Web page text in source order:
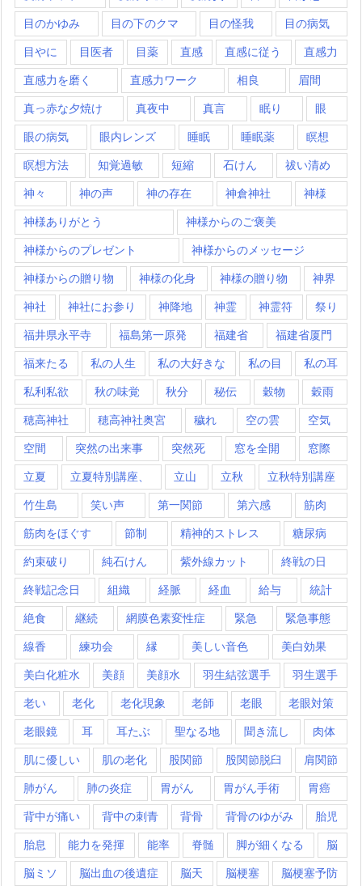
目のかゆみ 目の下のクマ 目の怪我 目の病気
目やに 目医者 目薬 直感 直感に従う 直感力
直感力を磨く 直感力ワーク 相良 眉間
真っ赤な夕焼け 真夜中 真言 眠り 眼
眼の病気 眼内レンズ 睡眠 睡眠薬 瞑想
瞑想方法 知覚過敏 短縮 石けん 祓い清め
神々 神の声 神の存在 神倉神社 神様
神様ありがとう 神様からのご褒美
神様からのプレゼント 神様からのメッセージ
神様からの贈り物 神様の化身 神様の贈り物 神界
神社 神社にお参り 神降地 神霊 神霊符 祭り
福井県永平寺 福島第一原発 福建省 福建省厦門
福来たる 私の人生 私の大好きな 私の目 私の耳
私利私欲 秋の味覚 秋分 秘伝 穀物 穀雨
穂高神社 穂高神社奥宮 穢れ 空の雲 空気
空間 突然の出来事 突然死 窓を全開 窓際
立夏 立夏特別講座、 立山 立秋 立秋特別講座
竹生島 笑い声 第一関節 第六感 筋肉
筋肉をほぐす 節制 精神的ストレス 糖尿病
約束破り 純石けん 紫外線カット 終戦の日
終戦記念日 組織 経脈 経血 給与 統計
絶食 継続 網膜色素変性症 緊急 緊急事態
線香 練功会 縁 美しい音色 美白効果
美白化粧水 美顔 美顔水 羽生結弦選手 羽生選手
老い 老化 老化現象 老師 老眼 老眼対策
老眼鏡 耳 耳たぶ 聖なる地 聞き流し 肉体
肌に優しい 肌の老化 股関節 股関節脱臼 肩関節
肺がん 肺の炎症 胃がん 胃がん手術 胃癌
背中が痛い 背中の刺青 背骨 背骨のゆがみ 胎児
胎息 能力を発揮 能率 脊髄 脚が細くなる 脳
脳ミソ 脳出血の後遺症 脳天 脳梗塞 脳梗塞予防